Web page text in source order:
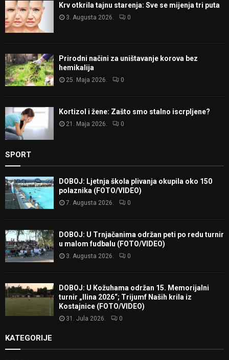
Krv otkrila tajnu starenja: Sve se mijenja tri puta
3. Augusta 2026. 0
Prirodni načini za uništavanje korova bez
hemikalija
25. Maja 2026. 0
Kortizol i žene: Zašto smo stalno iscrpljene?
21. Maja 2026. 0
SPORT
DOBOJ: Ljetnja škola plivanja okupila oko 150
polaznika (FOTO/VIDEO)
7. Augusta 2026. 0
DOBOJ: U Trnjačanima održan peti po redu turnir
u malom fudbalu (FOTO/VIDEO)
3. Augusta 2026. 0
DOBOJ: U Kožuhama održan 15. Memorijalni
turnir „Ilina 2026“; Trijumf Naših krila iz
Kostajnice (FOTO/VIDEO)
31. Jula 2026. 0
KATEGORIJE